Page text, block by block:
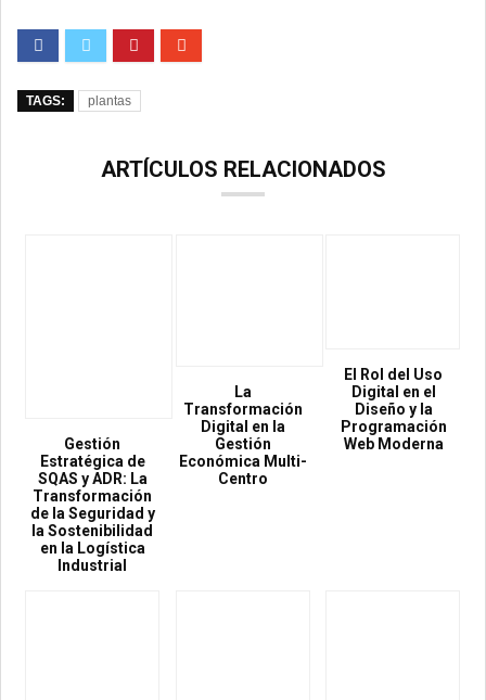
TAGS: plantas
ARTÍCULOS RELACIONADOS
Gestión
Estratégica de
SQAS y ADR: La
Transformación
de la Seguridad y
la Sostenibilidad
en la Logística
Industrial
La
Transformación
Digital en la
Gestión
Económica Multi-
Centro
El Rol del Uso
Digital en el
Diseño y la
Programación
Web Moderna